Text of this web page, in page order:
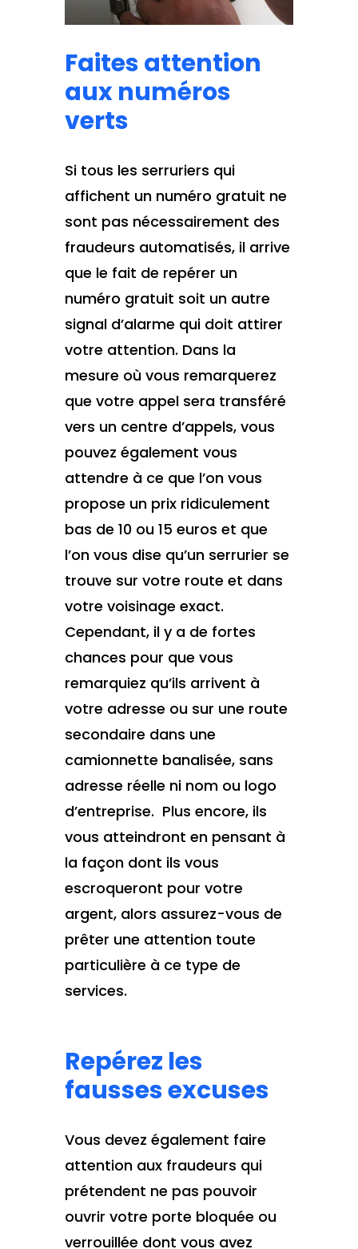
Faites attention
aux numéros
verts
Si tous les serruriers qui
affichent un numéro gratuit ne
sont pas nécessairement des
fraudeurs automatisés, il arrive
que le fait de repérer un
numéro gratuit soit un autre
signal d’alarme qui doit attirer
votre attention. Dans la
mesure où vous remarquerez
que votre appel sera transféré
vers un centre d’appels, vous
pouvez également vous
attendre à ce que l’on vous
propose un prix ridiculement
bas de 10 ou 15 euros et que
l’on vous dise qu’un serrurier se
trouve sur votre route et dans
votre voisinage exact.
Cependant, il y a de fortes
chances pour que vous
remarquiez qu’ils arrivent à
votre adresse ou sur une route
secondaire dans une
camionnette banalisée, sans
adresse réelle ni nom ou logo
d’entreprise. Plus encore, ils
vous atteindront en pensant à
la façon dont ils vous
escroqueront pour votre
argent, alors assurez-vous de
prêter une attention toute
particulière à ce type de
services.
Repérez les
fausses excuses
Vous devez également faire
attention aux fraudeurs qui
prétendent ne pas pouvoir
ouvrir votre porte bloquée ou
verrouillée dont vous avez